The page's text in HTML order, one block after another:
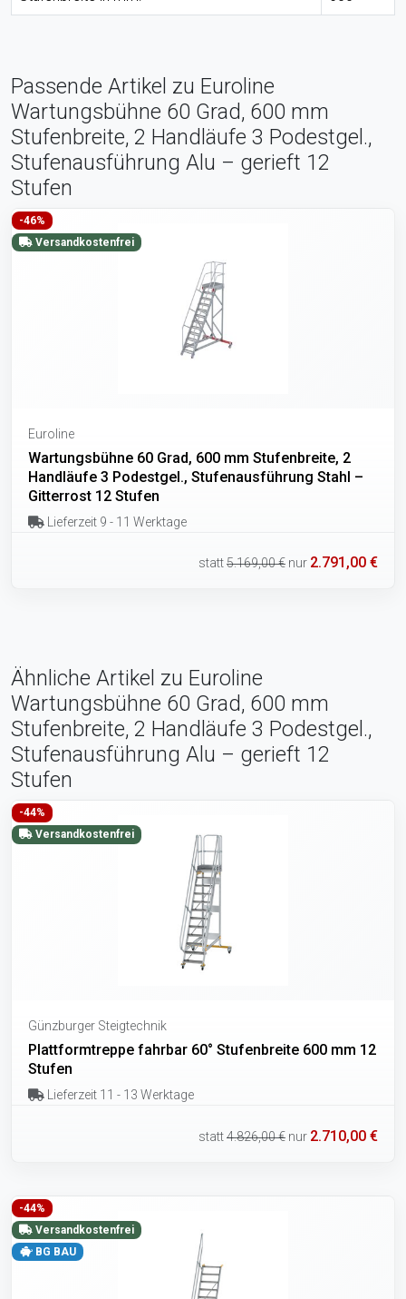
Passende Artikel zu Euroline
Wartungsbühne 60 Grad, 600 mm
Stufenbreite, 2 Handläufe 3 Podestgel.,
Stufenausführung Alu – gerieft 12
Stufen
-46%
Versandkostenfrei
Euroline
Wartungsbühne 60 Grad, 600 mm Stufenbreite, 2
Handläufe 3 Podestgel., Stufenausführung Stahl –
Gitterrost 12 Stufen
Lieferzeit 9 - 11 Werktage
statt5.169,00 € nur 2.791,00 €
Ähnliche Artikel zu Euroline
Wartungsbühne 60 Grad, 600 mm
Stufenbreite, 2 Handläufe 3 Podestgel.,
Stufenausführung Alu – gerieft 12
Stufen
-44%
Versandkostenfrei
Günzburger Steigtechnik
Plattformtreppe fahrbar 60° Stufenbreite 600 mm 12
Stufen
Lieferzeit 11 - 13 Werktage
statt4.826,00 € nur 2.710,00 €
-44%
Versandkostenfrei
BG BAU